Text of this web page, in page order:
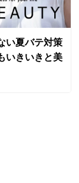
い夏バテ対策
いきいきと美